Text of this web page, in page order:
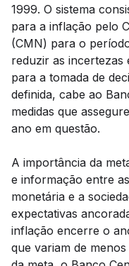
1999. O sistema
para a inflação pelo
(CMN) para o
reduzir as incertezas
para a tomada de
definida, cabe ao
medidas que
ano em questão.
A importância da
e informação entre
monetária e a
expectativas
inflação encerre o
que variam de